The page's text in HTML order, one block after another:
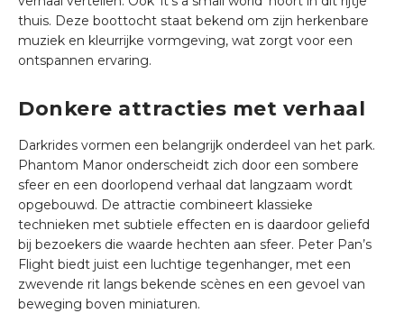
thuis. Deze boottocht staat bekend om zijn herkenbare
muziek en kleurrijke vormgeving, wat zorgt voor een
ontspannen ervaring.
Donkere attracties met verhaal
Darkrides vormen een belangrijk onderdeel van het park.
Phantom Manor onderscheidt zich door een sombere
sfeer en een doorlopend verhaal dat langzaam wordt
opgebouwd. De attractie combineert klassieke
technieken met subtiele effecten en is daardoor geliefd
bij bezoekers die waarde hechten aan sfeer. Peter Pan’s
Flight biedt juist een luchtige tegenhanger, met een
zwevende rit langs bekende scènes en een gevoel van
beweging boven miniaturen.